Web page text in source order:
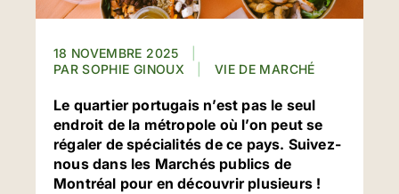
18 NOVEMBRE 2025
SOPHIE GINOUX
VIE DE MARCHÉ
Le quartier portugais n’est pas le seul
endroit de la métropole où l’on peut se
régaler de spécialités de ce pays. Suivez-
nous dans les Marchés publics de
Montréal pour en découvrir plusieurs !